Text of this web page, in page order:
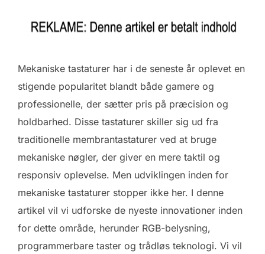
Mekaniske tastaturer har i de seneste år oplevet en
stigende popularitet blandt både gamere og
professionelle, der sætter pris på præcision og
holdbarhed. Disse tastaturer skiller sig ud fra
traditionelle membrantastaturer ved at bruge
mekaniske nøgler, der giver en mere taktil og
responsiv oplevelse. Men udviklingen inden for
mekaniske tastaturer stopper ikke her. I denne
artikel vil vi udforske de nyeste innovationer inden
for dette område, herunder RGB-belysning,
programmerbare taster og trådløs teknologi. Vi vil